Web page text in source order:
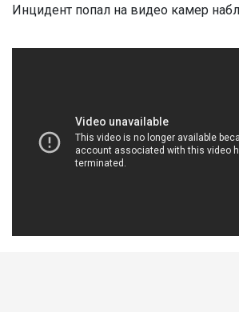
Инцидент попал на видео камер